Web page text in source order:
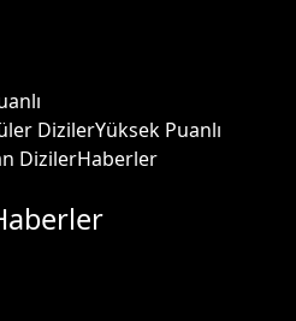
DizilerYüksek Puanlı
DizilerHaberler